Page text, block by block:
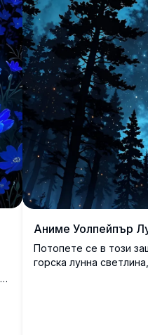
Аниме Уолпейпър
Потопете се в този
горска лунна